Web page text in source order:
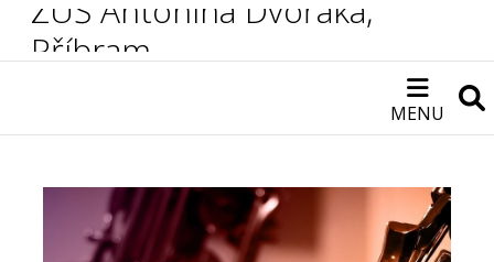
ZUŠ Antonína Dvořáka,
Příbram
MENU